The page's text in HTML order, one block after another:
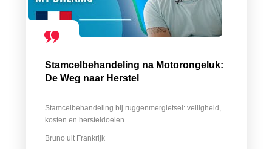
Stamcelbehandeling na Motorongeluk:
De Weg naar Herstel
Stamcelbehandeling bij ruggenmergletsel: veiligheid,
kosten en hersteldoelen
Bruno uit Frankrijk